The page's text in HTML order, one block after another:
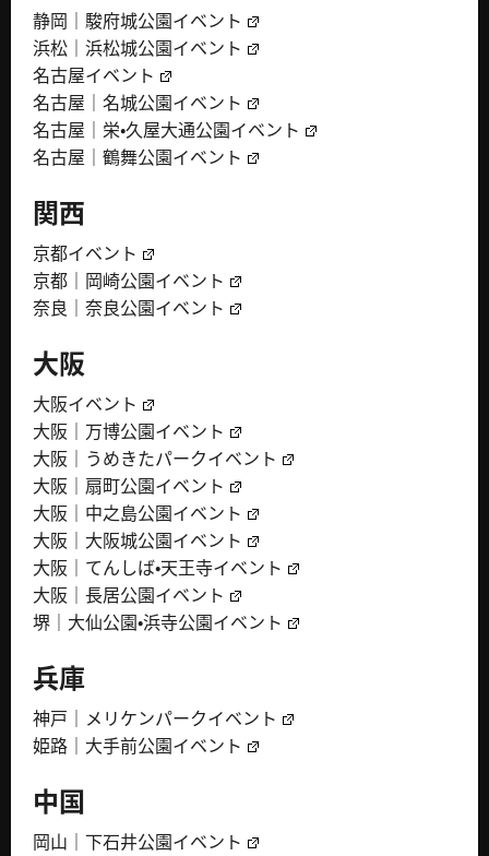
静岡｜駿府城公園イベント
浜松｜浜松城公園イベント
名古屋イベント
名古屋｜名城公園イベント
名古屋｜栄・久屋大通公園イベント
名古屋｜鶴舞公園イベント
関西
京都イベント
京都｜岡崎公園イベント
奈良｜奈良公園イベント
大阪
大阪イベント
大阪｜万博公園イベント
大阪｜うめきたパークイベント
大阪｜扇町公園イベント
大阪｜中之島公園イベント
大阪｜大阪城公園イベント
大阪｜てんしば・天王寺イベント
大阪｜長居公園イベント
堺｜大仙公園・浜寺公園イベント
兵庫
神戸｜メリケンパークイベント
姫路｜大手前公園イベント
中国
岡山｜下石井公園イベント